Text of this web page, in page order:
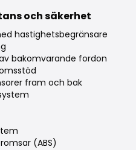
och säkerhet
hastighetsbegränsare
bakomvarande fordon
fram och bak
(ABS)